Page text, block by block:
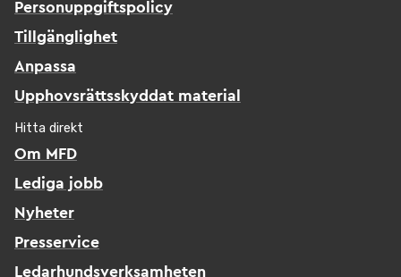
Personuppgiftspolicy
Tillgänglighet
Anpassa
Upphovsrättsskyddat material
Hitta direkt
Om MFD
Lediga jobb
Nyheter
Presservice
Ledarhundsverksamheten